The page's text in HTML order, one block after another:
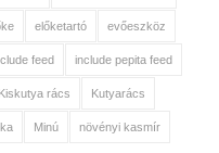
előketartó evőeszköz
feed include pepita feed
Kiskutya rács Kutyarács
Minú növényi kasmír